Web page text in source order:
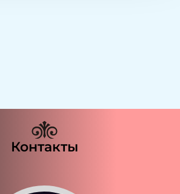
Контакты